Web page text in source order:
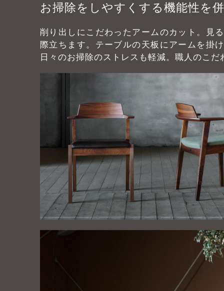
お掃除をしやすくする機能性を
削り出しにこだわったアームのカット。見
際立ちます。テーブルの天板にアームを掛
日々のお掃除のストレスも軽減。職人のこ